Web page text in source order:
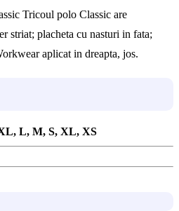
Tricoul polo Classic are
striat; placheta cu nasturi in fata;
aplicat in dreapta, jos.
L, M, S, XL, XS